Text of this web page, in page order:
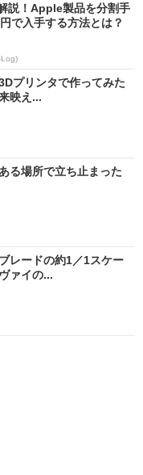
説！Apple製品を分割手
で入手する方法とは？
Log)
プリンタで作ってみた
映え...
る場所で立ち止まった
レードの約1／1スケー
ァイの...